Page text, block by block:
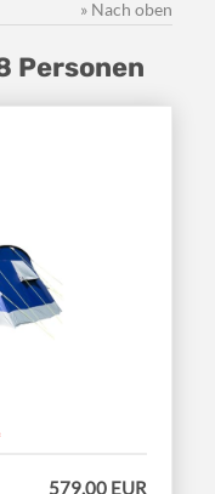
» Nach oben
Personen
579,00 EUR